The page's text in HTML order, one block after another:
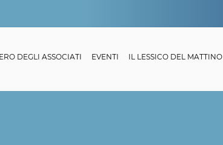
DEGLI ASSOCIATI EVENTI IL LESSICO DEL MATTINO